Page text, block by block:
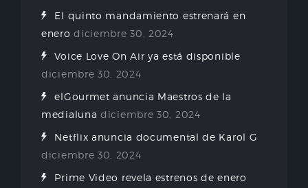
El quinto mandamiento estrenará en
enero diciembre 30, 2024
Voice Love On Air ya está disponible
diciembre 30, 2024
elGourmet anuncia Maestros de la
medialuna diciembre 30, 2024
Netflix anuncia documental de Karol G
diciembre 30, 2024
Prime Video revela estrenos de enero